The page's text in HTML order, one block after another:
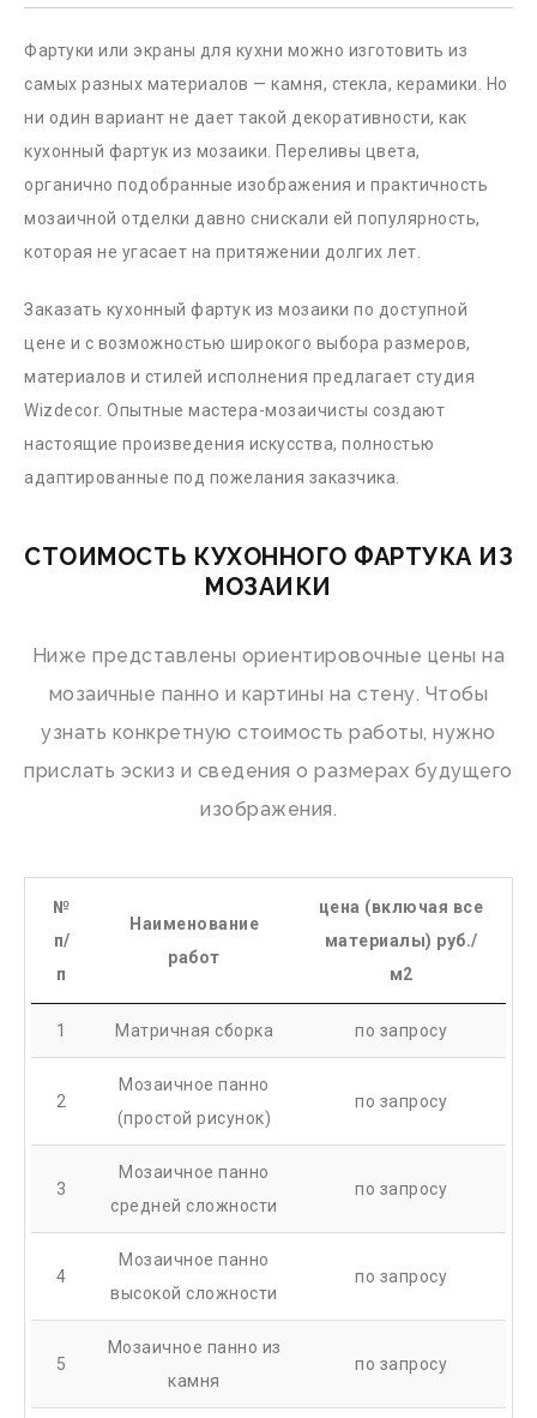
Фартуки или экраны для кухни можно изготовить из
самых разных материалов — камня, стекла, керамики. Но
ни один вариант не дает такой декоративности, как
кухонный фартук из мозаики. Переливы цвета,
органично подобранные изображения и практичность
мозаичной отделки давно снискали ей популярность,
которая не угасает на притяжении долгих лет.
Заказать кухонный фартук из мозаики по доступной
цене и с возможностью широкого выбора размеров,
материалов и стилей исполнения предлагает студия
Wizdecor. Опытные мастера-мозаичисты создают
настоящие произведения искусства, полностью
адаптированные под пожелания заказчика.
СТОИМОСТЬ КУХОННОГО ФАРТУКА ИЗ
МОЗАИКИ
Ниже представлены ориентировочные цены на
мозаичные панно и картины на стену. Чтобы
узнать конкретную стоимость работы, нужно
прислать эскиз и сведения о размерах будущего
изображения.
№
п/
п
Наименование
работ
цена (включая все
материалы) руб./
м2
1 Матричная сборка по запросу
2
Мозаичное панно
(простой рисунок)
по запросу
3
Мозаичное панно
средней сложности
по запросу
4
Мозаичное панно
высокой сложности
по запросу
5
Мозаичное панно из
камня
по запросу